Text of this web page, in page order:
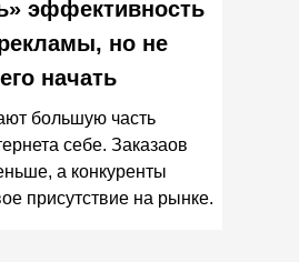
эффективность
но не
начать
большую часть
себе. Заказаов
а конкуренты
присутствие на рынке.